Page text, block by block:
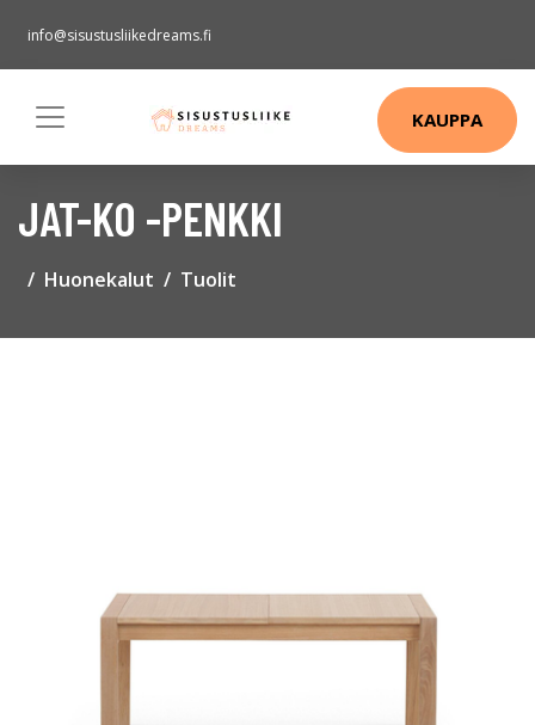
info@sisustusliikedreams.fi
KAUPPA
JAT-KO -PENKKI
Huonekalut Tuolit